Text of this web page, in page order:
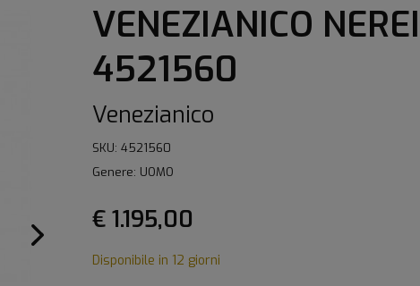
VENEZIANICO
4521560
Venezianico
SKU: 4521560
Genere: UOMO
€ 1.195,00
Disponibile in 12 giorni